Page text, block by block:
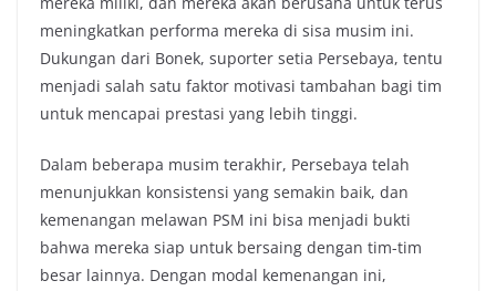
meningkatkan performa mereka di sisa musim ini.
Dukungan dari Bonek, suporter setia Persebaya, tentu
menjadi salah satu faktor motivasi tambahan bagi tim
untuk mencapai prestasi yang lebih tinggi.
Dalam beberapa musim terakhir, Persebaya telah
menunjukkan konsistensi yang semakin baik, dan
kemenangan melawan PSM ini bisa menjadi bukti
bahwa mereka siap untuk bersaing dengan tim-tim
besar lainnya. Dengan modal kemenangan ini,